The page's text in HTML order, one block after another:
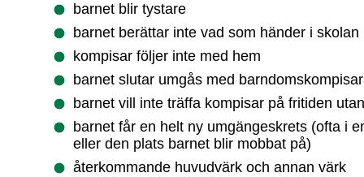
barnet blir tystare
barnet berättar inte vad som händer i skolan
kompisar följer inte med hem
barnet slutar umgås med barndomskompisar
barnet vill inte träffa kompisar på fritiden
barnet får en helt ny umgängeskrets (ofta i
eller den plats barnet blir mobbat på)
återkommande huvudvärk och annan värk